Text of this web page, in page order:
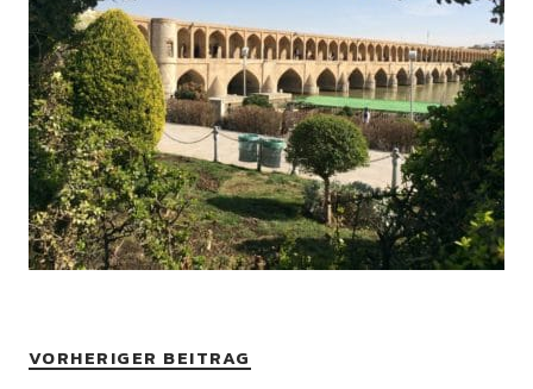
VORHERIGER BEITRAG